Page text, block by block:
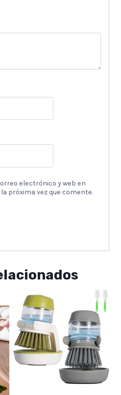
electrónico y web en
próxima vez que comente.